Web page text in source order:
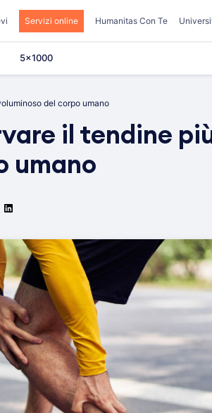
Servizi online Humanitas Con Te
5×1000
del corpo umano
il tendine
umano